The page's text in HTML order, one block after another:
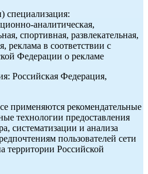
специализация:
аналитическая,
спортивная, развлекательная,
реклама в соответствии с
Федерации о рекламе
Российская Федерация,
применяются рекомендательные
технологии предоставления
систематизации и анализа
пользователей сети
территории Российской